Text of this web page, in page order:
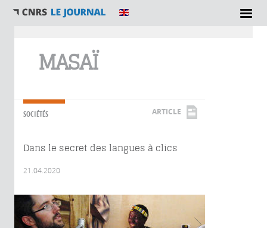
MASAÏ
SOCIÉTÉS ARTICLE
Dans le secret des langues à clics
21.04.2020